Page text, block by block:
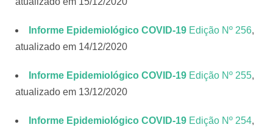
Informe Epidemiológico COVID-19 Edição Nº 256,
atualizado em 14/12/2020
Informe Epidemiológico COVID-19 Edição Nº 255,
atualizado em 13/12/2020
Informe Epidemiológico COVID-19 Edição Nº 254,